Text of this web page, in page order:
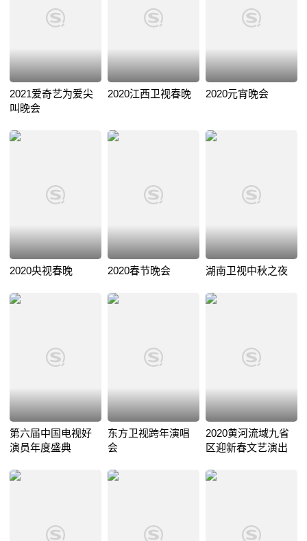
2021爱奇艺为爱尖
叫晚会
2020江西卫视春晚 2020元宵晚会
2020央视春晚 2020春节晚会 湖南卫视中秋之夜
第六届中国电视好
演员年度盛典
东方卫视跨年演唱
会
2020黄河流域九省
区迎新春文艺演出